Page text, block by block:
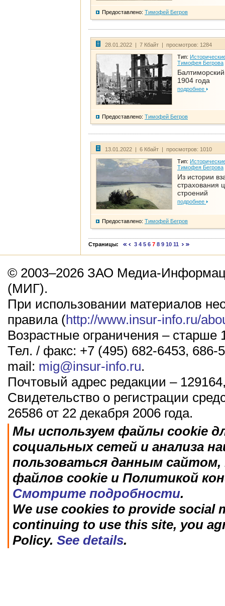
Предоставлено: Тимофей Бегров
28.01.2022 | 7 Кбайт | просмотров: 1284
Тип:
Тимофея Бегрова
1904 года
подробнее
Предоставлено: Тимофей Бегров
13.01.2022 | 6 Кбайт | просмотров: 1010
Тип:
Тимофея Бегрова
Из истории
страхования
строений
подробнее
Предоставлено: Тимофей Бегров
Страницы: 3 4 5 6 7 8 9 10 11
© 2003–2026 ЗАО Медиа-
(МИГ).
При использовании материалов
правила (http://www.insur-info.ru/
Возрастные ограничения – старше
Тел. / факс: +7 (495) 682-6453, 686-
mail: mig@insur-info.ru.
Почтовый адрес редакции –
Свидетельство о регистрации
26586 от 22 декабря 2006 года.
Мы используем файлы cookie
социальных сетей и анализа
пользоваться данным
файлов cookie и Политикой
Смотрите подробности.
We use cookies to provide social
continuing to use this site, you
Policy. See details.